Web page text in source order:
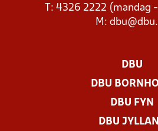
T: 4326 2222 (mandag
M:
DBU
DBU
DBU FYN
DBU